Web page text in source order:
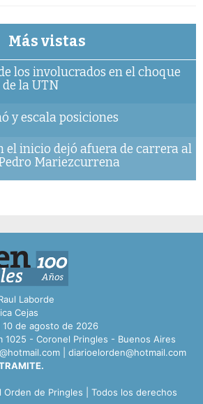
Más vistas
los involucrados en el choque
la UTN
y escala posiciones
el inicio dejó afuera de carrera al
Mariezcurrena
Laborde
Cejas
10 de agosto de 2026
1025 - Coronel Pringles - Buenos Aires
diarioelorden@hotmail.com
de Pringles | Todos los derechos